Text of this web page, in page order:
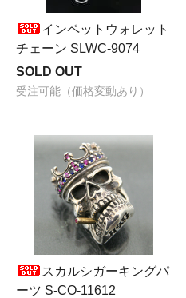
インペットウォレット
チェーン SLWC-9074
SOLD OUT
受注可能（価格変動あり）
スカルシガーキングパ
ーツ S-CO-11612